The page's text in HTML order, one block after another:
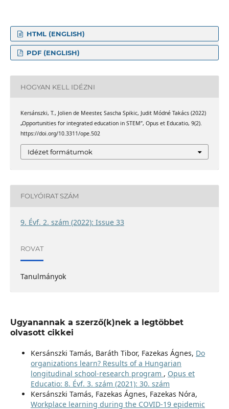
HTML (ENGLISH)
PDF (ENGLISH)
HOGYAN KELL IDÉZNI
Kersánszki, T., Jolien de Meester, Sascha Spikic, Judit Módné Takács (2022)
„Opportunities for integrated education in STEM”, Opus et Educatio, 9(2).
https://doi.org/10.3311/ope.502
Idézet formátumok
FOLYÓIRAT SZÁM
9. Évf. 2. szám (2022): Issue 33
ROVAT
Tanulmányok
Ugyanannak a szerző(k)nek a legtöbbet
olvasott cikkei
Kersánszki Tamás, Baráth Tibor, Fazekas Ágnes, Do
organizations learn? Results of a Hungarian
longitudinal school-research program , Opus et
Educatio: 8. Évf. 3. szám (2021): 30. szám
Kersánszki Tamás, Fazekas Ágnes, Fazekas Nóra,
Workplace learning during the COVID-19 epidemic